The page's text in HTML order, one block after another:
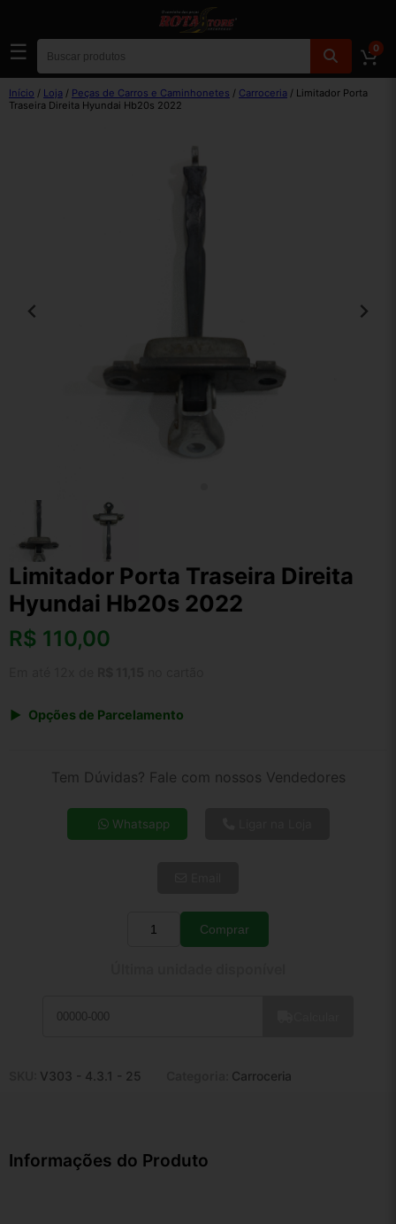
☰ 0
Início / Loja / Peças de Carros e Caminhonetes / Carroceria / Limitador Porta
Traseira Direita Hyundai Hb20s 2022
Limitador Porta Traseira Direita
Hyundai Hb20s 2022
R$ 110,00
Opções de Parcelamento
4x de R$ 30,49
5x de R$ 24,71
Tem Dúvidas? Fale com nossos Vendedores
Whatsapp
Quantidade
Comprar
V303 - 4.3.1 - 25 Carroceria
Informações do Produto